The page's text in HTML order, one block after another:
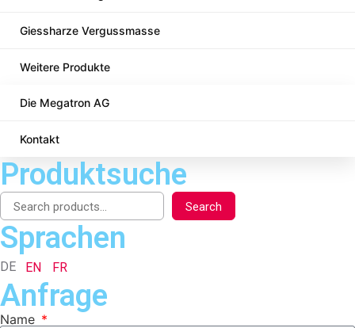
Giessharze Vergussmasse
Weitere Produkte
Die Megatron AG
Kontakt
Produktsuche
Search
Sprachen
DE EN FR
Anfrage
Name